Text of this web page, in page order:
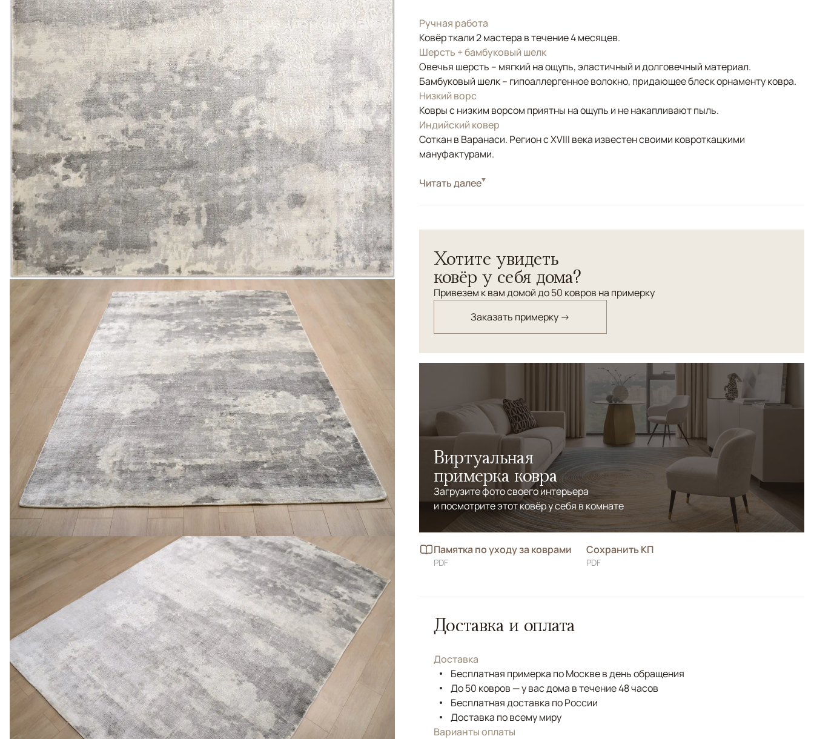
Ручная работа
Ковёр ткали 2 мастера в течение 4 месяцев.
Шерсть + бамбуковый шелк
Овечья шерсть – мягкий на ощупь, эластичный и долговечный материал.
Бамбуковый шелк – гипоаллергенное волокно, придающее блеск орнаменту ковра.
Низкий ворс
Ковры с низким ворсом приятны на ощупь и не накапливают пыль.
Индийский ковер
Соткан в Варанаси. Регион с XVIII века известен своими ковроткацкими
мануфактурами.
СтильСовременные
Читать далее
Хотите увидеть
ковёр у себя дома?
Привезем к вам домой до 50 ковров на примерку
Заказать примерку →
Виртуальная
примерка ковра
Загрузите фото своего интерьера
и посмотрите этот ковёр у себя в комнате
Памятка по уходу за коврами
PDF
Сохранить КП
PDF
Доставка и оплата
Доставка
Бесплатная примерка по Москве в день обращения
До 50 ковров — у вас дома в течение 48 часов
Бесплатная доставка по России
Доставка по всему миру
Варианты оплаты